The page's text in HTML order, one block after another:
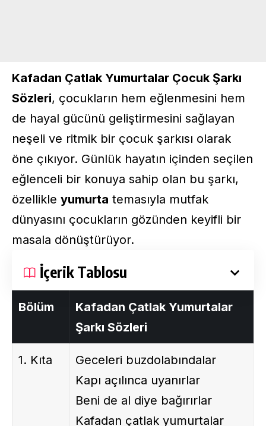
Kafadan Çatlak Yumurtalar Çocuk Şarkı
Sözleri, çocukların hem eğlenmesini hem
de hayal gücünü geliştirmesini sağlayan
neşeli ve ritmik bir çocuk şarkısı olarak
öne çıkıyor. Günlük hayatın içinden seçilen
eğlenceli bir konuya sahip olan bu şarkı,
özellikle yumurta temasıyla mutfak
dünyasını çocukların gözünden keyifli bir
masala dönüştürüyor.
İçerik Tablosu
Bölüm
Kafadan Çatlak Yumurtalar
Şarkı Sözleri
1. Kıta
Geceleri buzdolabındalar
Kapı açılınca uyanırlar
Beni de al diye bağırırlar
Kafadan çatlak yumurtalar